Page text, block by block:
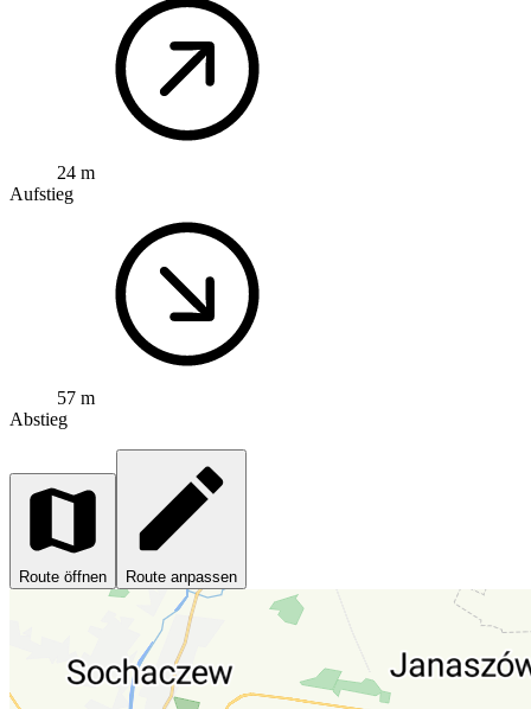
24 m
Aufstieg
57 m
Abstieg
Route öffnen Route anpassen